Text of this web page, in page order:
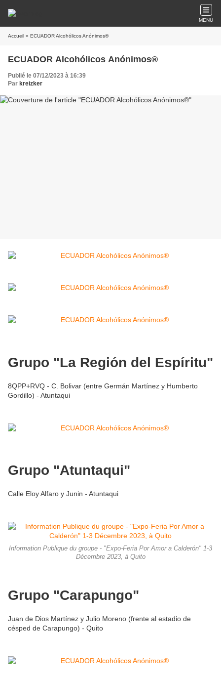
MENU
Accueil » ECUADOR Alcohólicos Anónimos®
ECUADOR Alcohólicos Anónimos®
Publié le 07/12/2023 à 16:39
Par kreizker
Grupo "La Región del Espíritu"
8QPP+RVQ - C. Bolivar (entre Germán Martínez y Humberto
Gordillo) - Atuntaqui
Grupo "Atuntaqui"
Calle Eloy Alfaro y Junin - Atuntaqui
Information Publique du groupe - "Expo-Feria Por Amor a Calderón" 1-3
Décembre 2023, à Quito
Grupo "Carapungo"
Juan de Dios Martínez y Julio Moreno (frente al estadio de
césped de Carapungo) - Quito